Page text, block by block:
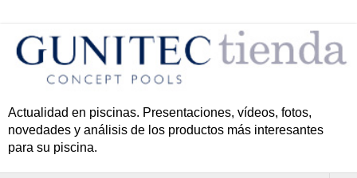
Actualidad en piscinas. Presentaciones, vídeos, fotos,
novedades y análisis de los productos más interesantes
para su piscina.